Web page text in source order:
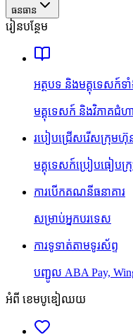
ធនធាន
រៀនបន្ថែម
អត្ថបទ និងមគ្គុទេសក៍ទ
មគ្គុទេសក៍ និងវិភាគជំហ
របៀបជ្រើសរើសក្រុមហ៊ុ
មគ្គុទេសក៍ប្រៀបធៀបក្
ការបើកគណនីធនាគារ
សម្រាប់អ្នកបរទេស
ការទូទាត់តាមទូរស័ព្ទ
បញ្ជូល ABA Pay,
អំពី ខេមបូឌៀឈយ